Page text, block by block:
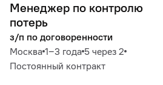
Менеджер по контролю
потерь
з/п по договоренности
Москва 1‒3 года 5 через 2
Постоянный контракт